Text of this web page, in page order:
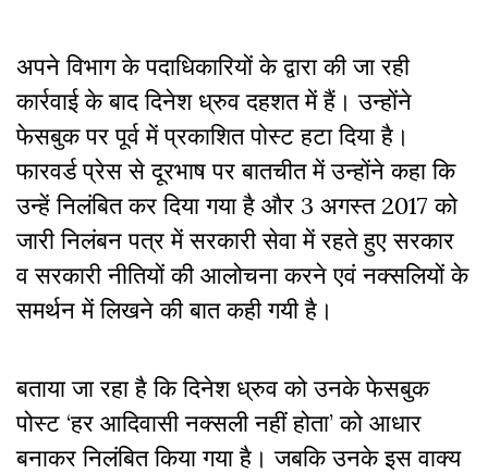
अपने विभाग के पदाधिकारियों के द्वारा की जा रही
कार्रवाई के बाद दिनेश ध्रुव दहशत में हैं। उन्होंने
फेसबुक पर पूर्व में प्रकाशित पोस्ट हटा दिया है।
फारवर्ड प्रेस से दूरभाष पर बातचीत में उन्होंने कहा कि
उन्हें निलंबित कर दिया गया है और 3 अगस्त 2017 को
जारी निलंबन पत्र में सरकारी सेवा में रहते हुए सरकार
व सरकारी नीतियों की आलोचना करने एवं नक्सलियों के
समर्थन में लिखने की बात कही गयी है।
बताया जा रहा है कि दिनेश ध्रुव को उनके फेसबुक
पोस्ट ‘हर आदिवासी नक्सली नहीं होता’ को आधार
बनाकर निलंबित किया गया है। जबकि उनके इस वाक्य